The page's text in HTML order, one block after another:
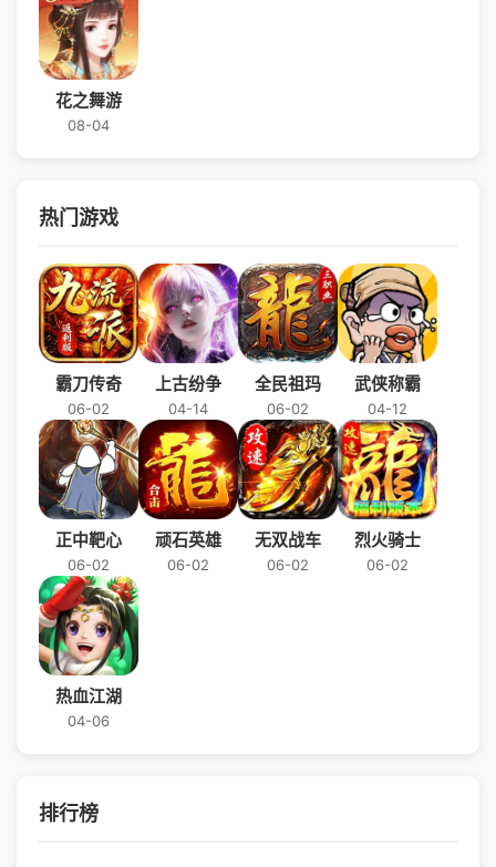
花之舞游
08-04
热门游戏
霸刀传奇
06-02
上古纷争
04-14
全民祖玛
06-02
武侠称霸
04-12
正中靶心
06-02
顽石英雄
06-02
无双战车
06-02
烈火骑士
06-02
热血江湖
04-06
排行榜